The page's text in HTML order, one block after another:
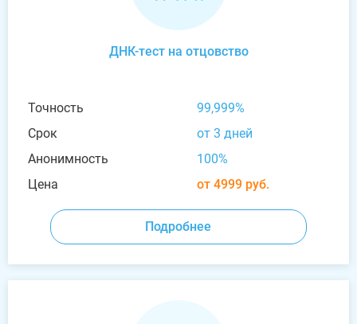
ДНК-тест на отцовство
Точность
99,999%
Срок
от 3 дней
Анонимность
100%
Цена
от 4999 руб.
Подробнее